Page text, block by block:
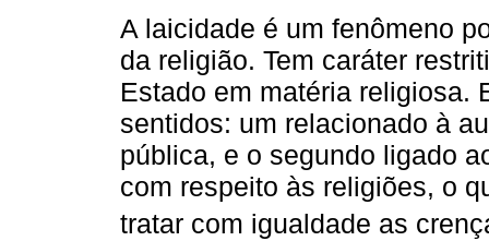
A laicidade é um fenômeno
da religião. Tem caráter
Estado em matéria religiosa.
sentidos: um relacionado à
pública, e o segundo ligado
com respeito às religiões, o
tratar com igualdade as